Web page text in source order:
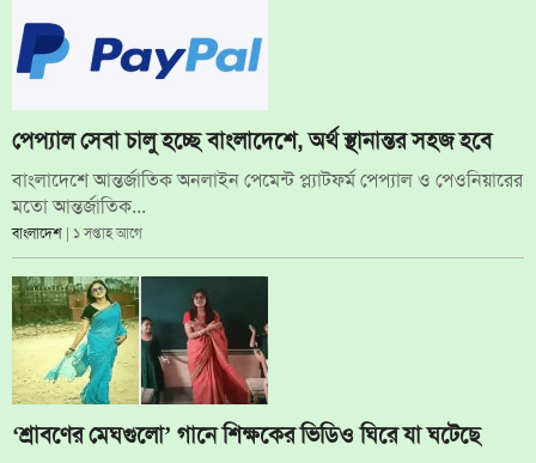
পেপ্যাল সেবা চালু হচ্ছে বাংলাদেশে, অর্থ স্থানান্তর সহজ হবে
বাংলাদেশে আন্তর্জাতিক অনলাইন পেমেন্ট প্ল্যাটফর্ম পেপ্যাল ও পেওনিয়ারের
মতো আন্তর্জাতিক...
বাংলাদেশ | ১ সপ্তাহ আগে
‘শ্রাবণের মেঘগুলো’ গানে শিক্ষকের ভিডিও ঘিরে যা ঘটেছে